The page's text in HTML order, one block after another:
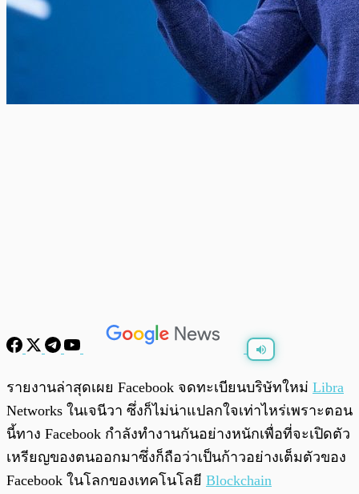
พร้อมเล่น 0:00 0:00
รายงานล่าสุดเผย Facebook จดทะเบียนบริษัทใหม่ Libra
Networks ในเจนีวา ซึ่งก็ไม่น่าแปลกใจเท่าไหร่เพราะตอน
นี้ทาง Facebook กำลังทำงานกันอย่างหนักเพื่อที่จะเปิดตัว
เหรียญของตนออกมาซึ่งก็ถือว่าเป็นก้าวอย่างเต็มตัวของ
Facebook ในโลกของเทคโนโลยี Blockchain